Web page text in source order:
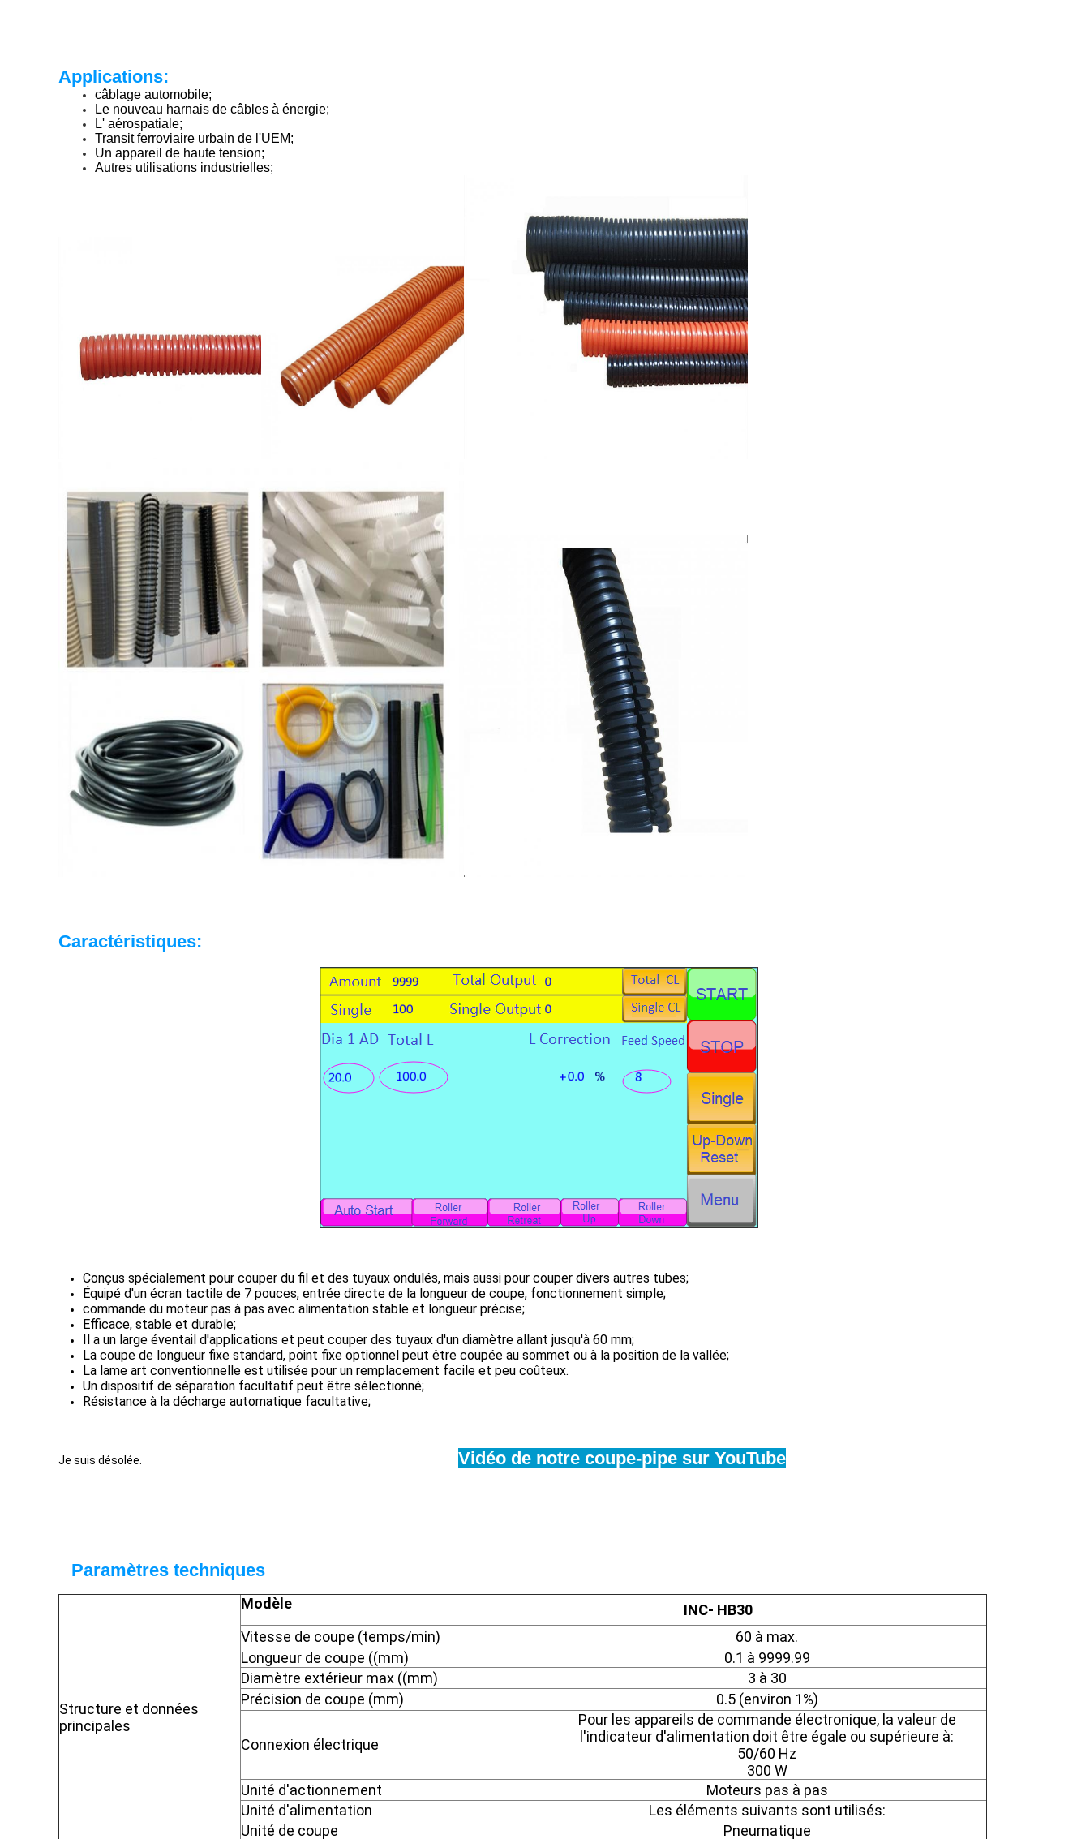
Applications:
câblage automobile;
Le nouveau harnais de câbles à énergie;
L' aérospatiale;
Transit ferroviaire urbain de l'UEM;
Un appareil de haute tension;
Autres utilisations industrielles;
Caractéristiques:
Conçus spécialement pour couper du fil et des tuyaux ondulés, mais aussi pour couper divers autres tubes;
Équipé d'un écran tactile de 7 pouces, entrée directe de la longueur de coupe, fonctionnement simple;
commande du moteur pas à pas avec alimentation stable et longueur précise;
Efficace, stable et durable;
Il a un large éventail d'applications et peut couper des tuyaux d'un diamètre allant jusqu'à 60 mm;
La coupe de longueur fixe standard, point fixe optionnel peut être coupée au sommet ou à la position de la vallée;
La lame art conventionnelle est utilisée pour un remplacement facile et peu coûteux.
Un dispositif de séparation facultatif peut être sélectionné;
Résistance à la décharge automatique facultative;
Je suis désolée. Vidéo de notre coupe-pipe sur YouTube
Paramètres techniques
Structure et données
principales
Modèle
INC- HB30
Vitesse de coupe (temps/min)
60 à max.
Longueur de coupe ((mm)
0.1 à 9999.99
Diamètre extérieur max ((mm)
3 à 30
Précision de coupe (mm)
0.5 (environ 1%)
Connexion électrique
Pour les appareils de commande électronique, la valeur de
l'indicateur d'alimentation doit être égale ou supérieure à:
50/60 Hz
300 W
Unité d'actionnement
Moteurs pas à pas
Unité d'alimentation
Les éléments suivants sont utilisés:
Unité de coupe
Pneumatique